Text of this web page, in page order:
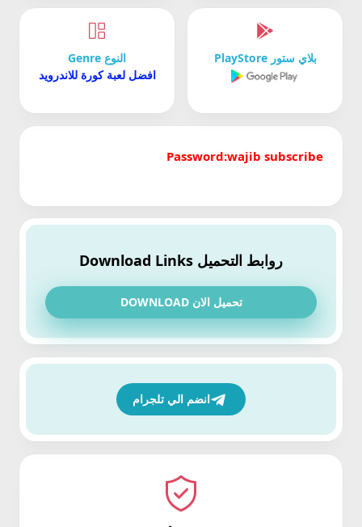
النوع Genre
افضل لعبة كورة للاندرويد
بلاي ستور PlayStore
Password:wajib subscribe
روابط التحميل Download Links
تحميل الان DOWNLOAD
انضم الي تلجرام